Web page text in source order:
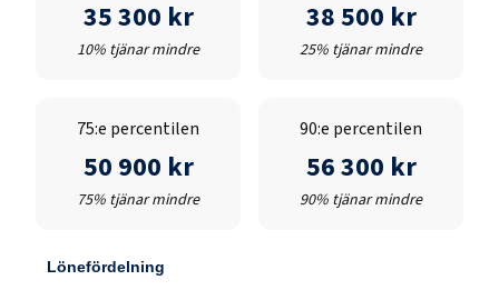
35 300 kr
10% tjänar mindre
38 500 kr
25% tjänar mindre
75:e percentilen
50 900 kr
75% tjänar mindre
90:e percentilen
56 300 kr
90% tjänar mindre
Lönefördelning